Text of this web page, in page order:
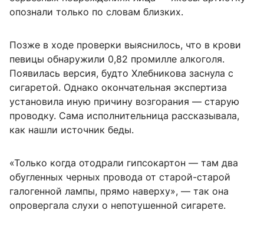
опознали только по словам близких.
Позже в ходе проверки выяснилось, что в крови
певицы обнаружили 0,82 промилле алкоголя.
Появилась версия, будто Хлебникова заснула с
сигаретой. Однако окончательная экспертиза
установила иную причину возгорания — старую
проводку. Сама исполнительница рассказывала,
как нашли источник беды.
«Только когда отодрали гипсокартон — там два
обугленных черных провода от старой-старой
галогенной лампы, прямо наверху», — так она
опровергала слухи о непотушенной сигарете.